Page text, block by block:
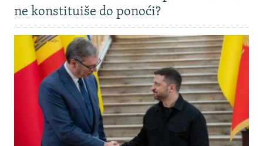
ne konstituiše do ponoći?